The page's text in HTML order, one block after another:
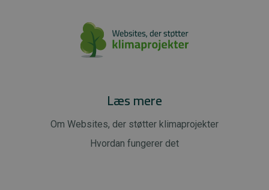
Læs mere
Om Websites, der støtter klimaprojekter
Hvordan fungerer det